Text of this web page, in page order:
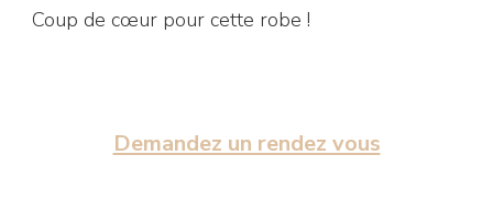
Coup de cœur pour cette robe !
Demandez un rendez vous